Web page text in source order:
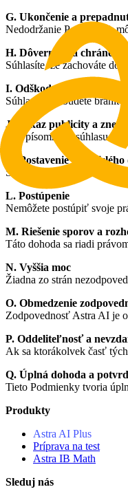
G. Ukončenie a
Nedodržanie Podmienok
H. Dôvernosť a chránené
Súhlasíte, že zachováte
I. Odškodnenie
Súhlasíte, že budete
J. Zákaz publicity a
Bez písomného súhlasu
K. Postavenie nezávislého
Ste nezávislý dodávateľ,
L. Postúpenie
Nemôžete postúpiť svoje
M. Riešenie sporov a
Táto dohoda sa riadi
N. Vyššia moc
Žiadna zo strán
O. Obmedzenie
Zodpovednosť Astra AI je
P. Oddeliteľnosť a
Ak sa ktorákolvek časť
Q. Úplná dohoda a
Tieto Podmienky tvoria
Produkty
Astra AI Plus
Príprava na test
Astra IB Math
Sleduj nás